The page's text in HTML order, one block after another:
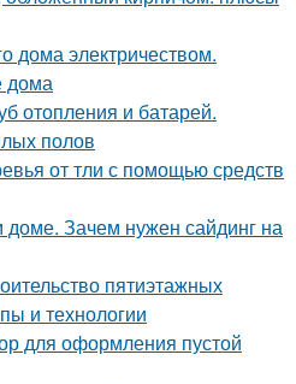
дома электричеством.
дома
отопления и батарей.
полов
от тли с помощью средств
Зачем нужен сайдинг на
пятиэтажных
и технологии
для оформления пустой